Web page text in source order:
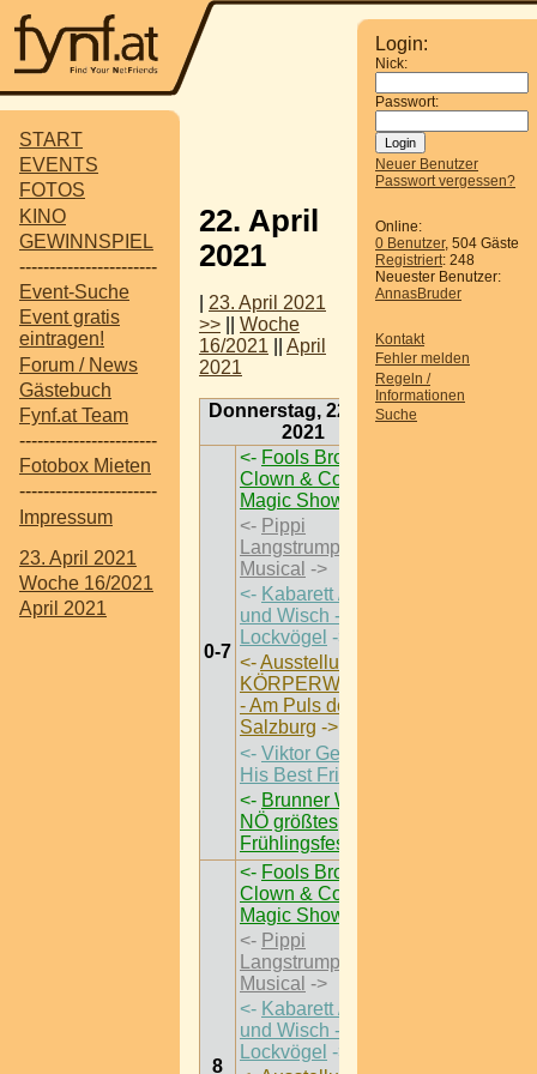
START
EVENTS
FOTOS
KINO
GEWINNSPIEL
-----------------------
Event-Suche
Event gratis
eintragen!
Forum / News
Gästebuch
Fynf.at Team
-----------------------
Fotobox Mieten
-----------------------
Impressum
23. April 2021
Woche 16/2021
April 2021
Login:
Nick:
Passwort:
Neuer Benutzer
Passwort vergessen?
Online:
0 Benutzer, 504 Gäste
Registriert: 248
Neuester Benutzer:
AnnasBruder
Kontakt
Fehler melden
Regeln /
Informationen
Suche
22. April
2021
23. April 2021
>>
Woche
16/2021
April
2021
Donnerstag, 22. April
2021
0-7
<- Fools Brothers -
Clown & Comedy
Magic Show
<- Pippi
Langstrumpf - Das
Musical ->
<- Kabarett / Flo
und Wisch -
Lockvögel ->
<-Ausstellung /
KÖRPERWELTEN
- Am Puls der Zeit |
Salzburg ->
<- Viktor Gernot &
His Best Friends
<- Brunner Wiesn |
NÖ größtes
Frühlingsfest
8
<- Fools Brothers -
Clown & Comedy
Magic Show
<- Pippi
Langstrumpf - Das
Musical ->
<- Kabarett / Flo
und Wisch -
Lockvögel ->